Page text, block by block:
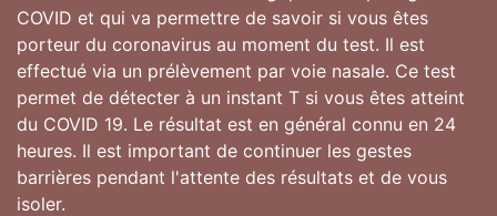
COVID et qui va permettre de savoir si vous êtes
porteur du coronavirus au moment du test. Il est
effectué via un prélèvement par voie nasale. Ce test
permet de détecter à un instant T si vous êtes atteint
du COVID 19. Le résultat est en général connu en 24
heures. Il est important de continuer les gestes
barrières pendant l'attente des résultats et de vous
isoler.